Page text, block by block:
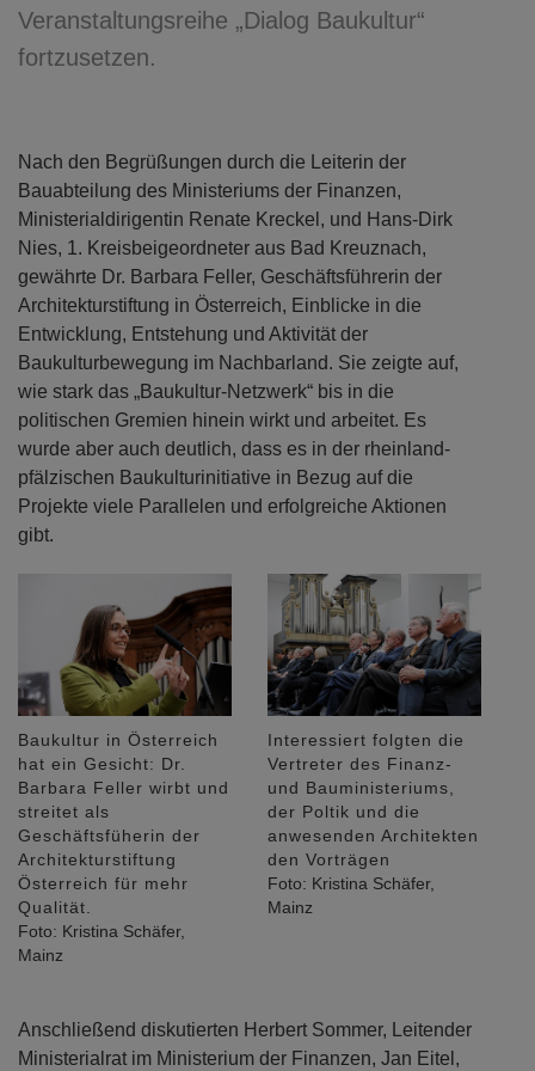
Veranstaltungsreihe „Dialog Baukultur“
fortzusetzen.
Nach den Begrüßungen durch die Leiterin der
Bauabteilung des Ministeriums der Finanzen,
Ministerialdirigentin Renate Kreckel, und Hans-Dirk
Nies, 1. Kreisbeigeordneter aus Bad Kreuznach,
gewährte Dr. Barbara Feller, Geschäftsführerin der
Architekturstiftung in Österreich, Einblicke in die
Entwicklung, Entstehung und Aktivität der
Baukulturbewegung im Nachbarland. Sie zeigte auf,
wie stark das „Baukultur-Netzwerk“ bis in die
politischen Gremien hinein wirkt und arbeitet. Es
wurde aber auch deutlich, dass es in der rheinland-
pfälzischen Baukulturinitiative in Bezug auf die
Projekte viele Parallelen und erfolgreiche Aktionen
gibt.
Baukultur in Österreich
hat ein Gesicht: Dr.
Barbara Feller wirbt und
streitet als
Geschäftsfüherin der
Architekturstiftung
Österreich für mehr
Qualität.
Foto: Kristina Schäfer,
Mainz
Interessiert folgten die
Vertreter des Finanz-
und Bauministeriums,
der Poltik und die
anwesenden Architekten
den Vorträgen
Foto: Kristina Schäfer,
Mainz
Anschließend diskutierten Herbert Sommer, Leitender
Ministerialrat im Ministerium der Finanzen, Jan Eitel,